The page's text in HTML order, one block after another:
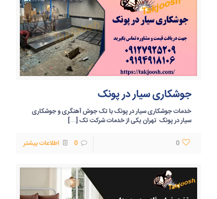
جوشکاری سیار در پونک
خدمات جوشکاری سیار در پونک با تک جوش آهنگری و جوشکاری
سیار در پونک تهران یکی از خدمات شرکت تک […]
0
0 اطلاعات بیشتر